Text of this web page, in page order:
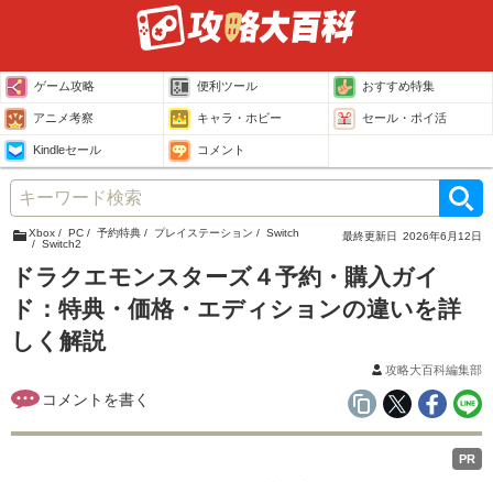
ゲーム攻略 便利ツール おすすめ特集
アニメ考察 キャラ・ホビー セール・ポイ活
Kindleセール コメント
Xbox PC 予約特典 プレイステーション
Switch
Switch2
最終更新日 2026年6月12日
ドラクエモンスターズ４予約・購入ガイ
ド：特典・価格・エディションの違いを詳
しく解説
攻略大百科編集部
PR